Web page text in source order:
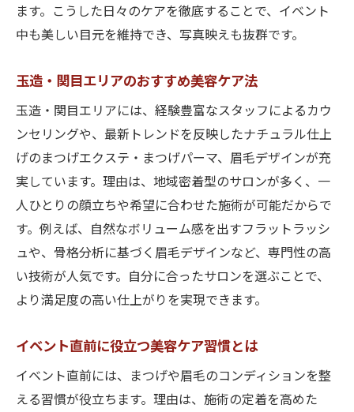
ます。こうした日々のケアを徹底することで、イベント
中も美しい目元を維持でき、写真映えも抜群です。
玉造・関目エリアのおすすめ美容ケア法
玉造・関目エリアには、経験豊富なスタッフによるカウ
ンセリングや、最新トレンドを反映したナチュラル仕上
げのまつげエクステ・まつげパーマ、眉毛デザインが充
実しています。理由は、地域密着型のサロンが多く、一
人ひとりの顔立ちや希望に合わせた施術が可能だからで
す。例えば、自然なボリューム感を出すフラットラッシ
ュや、骨格分析に基づく眉毛デザインなど、専門性の高
い技術が人気です。自分に合ったサロンを選ぶことで、
より満足度の高い仕上がりを実現できます。
イベント直前に役立つ美容ケア習慣とは
イベント直前には、まつげや眉毛のコンディションを整
える習慣が役立ちます。理由は、施術の定着を高めた